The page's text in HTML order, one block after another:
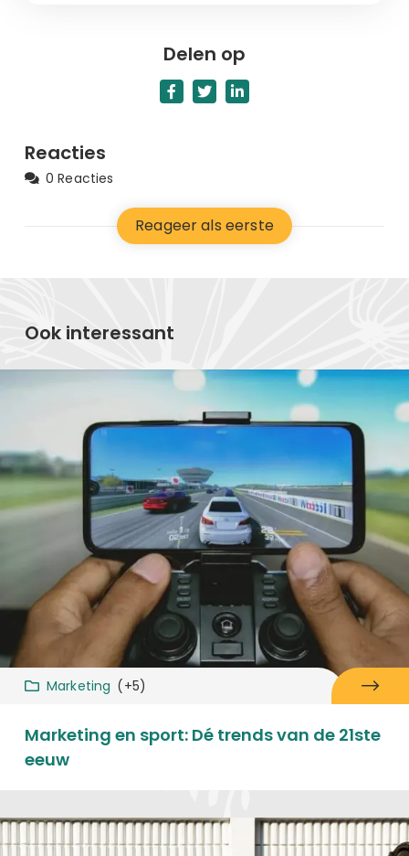
Delen op
Reacties
0 Reacties
Reageer als eerste
Ook interessant
Marketing (+5)
Marketing en sport: Dé trends van de 21ste
eeuw